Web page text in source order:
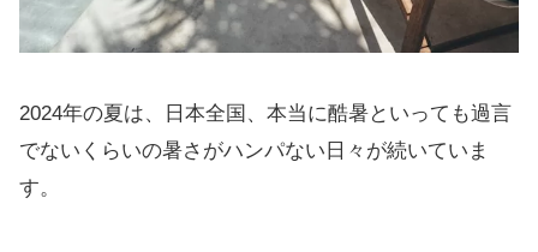
2024年の夏は、日本全国、本当に酷暑といっても過言
でないくらいの暑さがハンパない日々が続いていま
す。